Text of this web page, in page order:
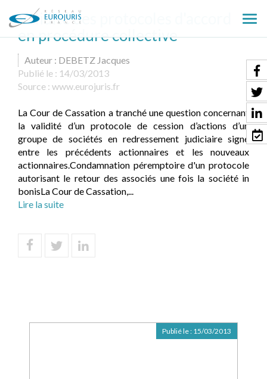
le
Validité des protocoles d'accord
en procédure collective
Auteur : DEBETZ Jacques
Publié le : 14/03/2013
Source : www.eurojuris.fr
La Cour de Cassation a tranché une question concernant
la validité d’un protocole de cession d’actions d’un
groupe de sociétés en redressement judiciaire signé
entre les précédents actionnaires et les nouveaux
actionnaires.Condamnation péremptoire d'un protocole
autorisant le retour des associés une fois la société in
bonisLa Cour de Cassation,...
Lire la suite
Publié le : 15/03/2013